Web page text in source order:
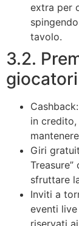
extra per
tavolo.
3.2.
in
Giri
sfruttare
Inviti a
eventi
riservati